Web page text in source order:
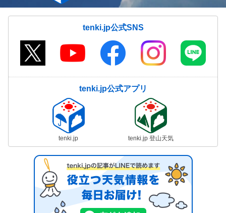
tenki.jp公式SNS
tenki.jp公式アプリ
tenki.jp tenki.jp 登山天気